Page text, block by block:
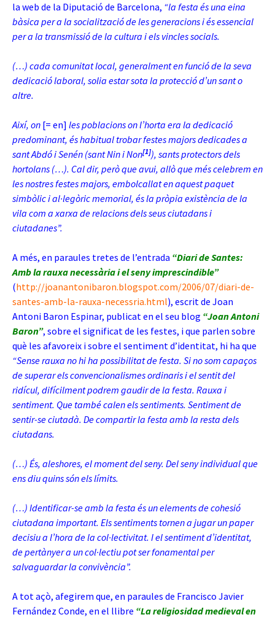
la web de la Diputació de Barcelona, “la festa és una eina
bàsica per a la socialització de les generacions i és essencial
per a la transmissió de la cultura i els vincles socials.
(…) cada comunitat local, generalment en funció de la seva
dedicació laboral, solia estar sota la protecció d’un sant o
altre.
Així, on [= en] les poblacions on l’horta era la dedicació
predominant, és habitual trobar festes majors dedicades a
sant Abdó i Senén (sant Nin i Non[1]), sants protectors dels
hortolans (…). Cal dir, però que avui, allò que més celebrem en
les nostres festes majors, embolcallat en aquest paquet
simbòlic i al·legòric memorial, és la pròpia existència de la
vila com a xarxa de relacions dels seus ciutadans i
ciutadanes”.
A més, en paraules tretes de l’entrada “Diari de Santes:
Amb la rauxa necessària i el seny imprescindible”
(http://joanantonibaron.blogspot.com/2006/07/diari-de-
santes-amb-la-rauxa-necessria.html), escrit de Joan
Antoni Baron Espinar, publicat en el seu blog “Joan Antoni
Baron”, sobre el significat de les festes, i que parlen sobre
què les afavoreix i sobre el sentiment d’identitat, hi ha que
“Sense rauxa no hi ha possibilitat de festa. Si no som capaços
de superar els convencionalismes ordinaris i el sentit del
ridícul, difícilment podrem gaudir de la festa. Rauxa i
sentiment. Que també calen els sentiments. Sentiment de
sentir-se ciutadà. De compartir la festa amb la resta dels
ciutadans.
(…) És, aleshores, el moment del seny. Del seny individual que
ens diu quins són els límits.
(…) Identificar-se amb la festa és un elements de cohesió
ciutadana important. Elssentiments tornen a jugar un paper
decisiu a l’hora de la col·lectivitat. I el sentiment d’identitat,
de pertànyer a un col·lectiu pot ser fonamental per
salvaguardar la convivència”.
A tot açò, afegirem que, en paraules de Francisco Javier
Fernández Conde, en el llibre “La religiosidad medieval en